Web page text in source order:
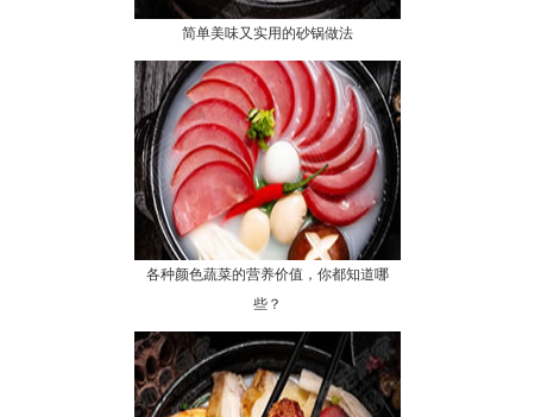
简单美味又实用的砂锅做法
各种颜色蔬菜的营养价值，你都知道哪
些？